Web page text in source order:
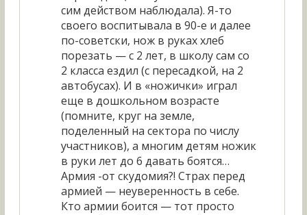
сим действом наблюдала). Я-то
своего воспитывала в 90-е и далее
по-советски, нож в руках хлеб
порезать — с 2 лет, в школу сам со
2 класса ездил (с пересадкой, на 2
автобусах). И в «ножички» играл
еще в дошкольном возрасте
(помните, круг на земле,
поделенный на сектора по числу
участников), а многим детям ножик
в руки лет до 6 давать боятся…
Армия -от скудомия?! Страх перед
армией — неуверенность в себе.
Кто армии боится — тот просто